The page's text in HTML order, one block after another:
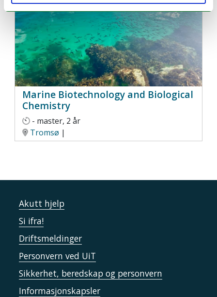
Marine Biotechnology and Biological
Chemistry
- master, 2 år
Tromsø |
Akutt hjelp
Si ifra!
Driftsmeldinger
Personvern ved UiT
Sikkerhet, beredskap og personvern
Informasjonskapsler